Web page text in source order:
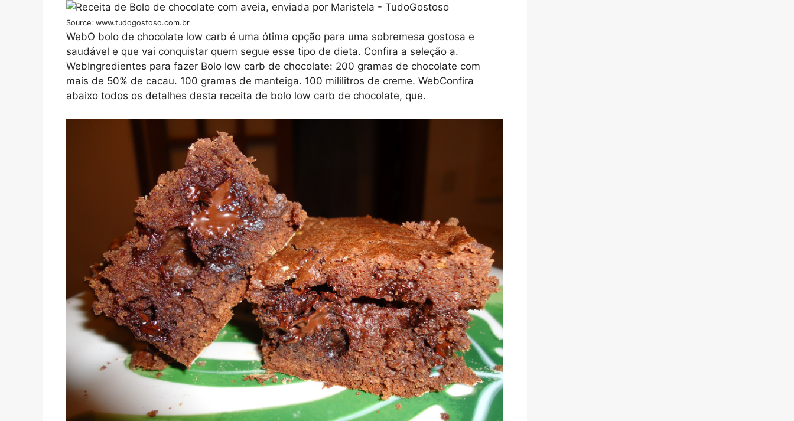
Source: www.tudogostoso.com.br
WebO bolo de chocolate low carb é uma ótima opção para uma sobremesa gostosa e
saudável e que vai conquistar quem segue esse tipo de dieta. Confira a seleção a.
WebIngredientes para fazer Bolo low carb de chocolate: 200 gramas de chocolate com
mais de 50% de cacau. 100 gramas de manteiga. 100 mililitros de creme. WebConfira
abaixo todos os detalhes desta receita de bolo low carb de chocolate, que.